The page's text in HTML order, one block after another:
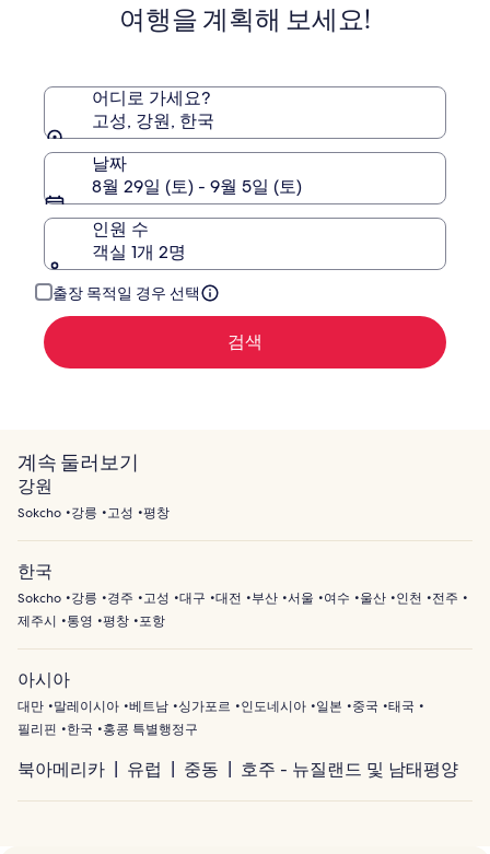
트
여행을 계획해 보세요!
어디로 가세요?
고성, 강원, 한국
날짜
8월 29일 (토) - 9월 5일 (토)
인원 수
객실 1개 2명
출장 목적일 경우 선택
검색
계속 둘러보기
강원
Sokcho 강릉 고성 평창
한국
Sokcho 강릉 경주 고성 대구 대전 부산 서울 여수 울산 인천
전주
제주시
통영 평창 포항
아시아
대만 말레이시아 베트남 싱가포르 인도네시아 일본 중국
태국
필리핀
한국 홍콩 특별행정구
북아메리카 유럽 중동 호주 - 뉴질랜드 및 남태평양